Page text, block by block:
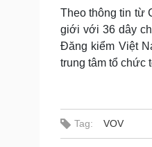
Theo thông tin từ
giới với 36 dây
Đăng kiểm Việt
trung tâm tổ chức
Tag: VOV